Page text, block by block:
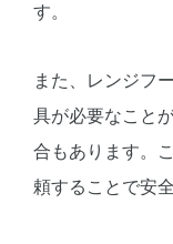
す。
また、レンジフ
具が必要なこと
合もあります。
頼することで安